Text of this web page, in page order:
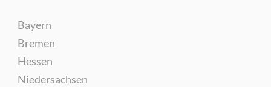
Bayern
Bremen
Hessen
Niedersachsen